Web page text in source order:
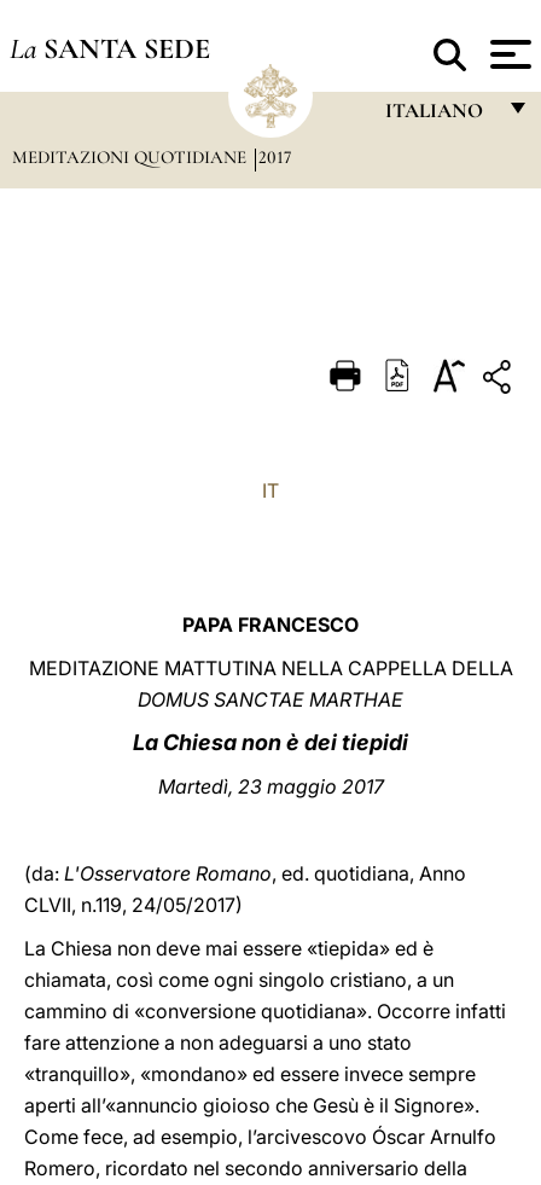
La SANTA SEDE
ITALIANO
DEUTSCH
MEDITAZIONI QUOTIDIANE 2017
IT
PAPA FRANCESCO
MEDITAZIONE MATTUTINA NELLA CAPPELLA DELLA
DOMUS SANCTAE MARTHAE
La Chiesa non è dei tiepidi
Martedì, 23 maggio 2017
(da: L'Osservatore Romano, ed. quotidiana, Anno
CLVII, n.119, 24/05/2017)
La Chiesa non deve mai essere «tiepida» ed è
chiamata, così come ogni singolo cristiano, a un
cammino di «conversione quotidiana». Occorre infatti
fare attenzione a non adeguarsi a uno stato
«tranquillo», «mondano» ed essere invece sempre
aperti all’«annuncio gioioso che Gesù è il Signore».
Come fece, ad esempio, l’arcivescovo Óscar Arnulfo
Romero, ricordato nel secondo anniversario della